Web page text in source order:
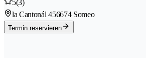
5(3)
la Cantonál 456674 Someo
Termin reservieren